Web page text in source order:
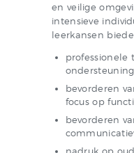
en veilige
intensieve
leerkansen
professionele
ondersteuning
bevorderen
focus op
bevorderen
nadruk op